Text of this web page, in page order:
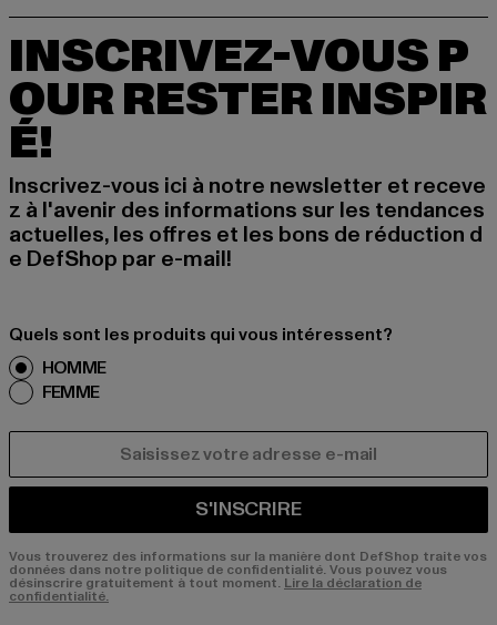
INSCRIVEZ-VOUS P
OUR RESTER INSPIR
É!
Inscrivez-vous ici à notre newsletter et receve
z à l'avenir des informations sur les tendances
actuelles, les offres et les bons de réduction d
e DefShop par e-mail!
Quels sont les produits qui vous intéressent?
HOMME
FEMME
S'INSCRIRE
Vous trouverez des informations sur la manière dont DefShop traite vos
données dans notre politique de confidentialité. Vous pouvez vous
désinscrire gratuitement à tout moment. Lire la déclaration de
confidentialité.